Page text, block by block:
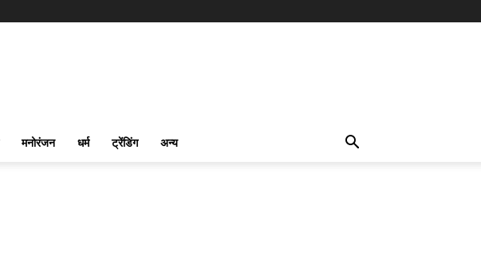
मनोरंजन धर्म ट्रेंडिंग अन्य